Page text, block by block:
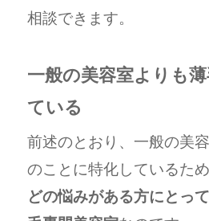
相談できます。
一般の美容室よりも
ている
前述のとおり、一般の美
のことに特化しているため
どの悩みがある方にとっ